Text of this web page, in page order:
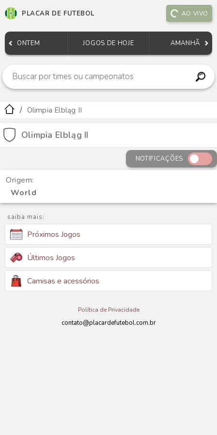
PLACAR DE FUTEBOL AO VIVO
ONTEM JOGOS DE HOJE AMANHÃ
Olimpia Elbląg II
Olimpia Elbląg II
NOTIFICAÇÕES
Origem:
World
saiba mais:
Próximos Jogos
Últimos Jogos
Camisas e acessórios
Política de Privacidade
contato@placardefutebol.com.br